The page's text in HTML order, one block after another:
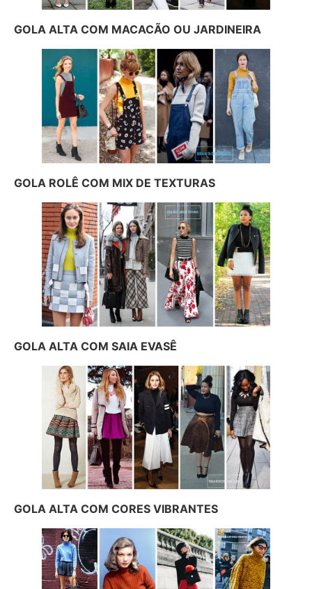
GOLA ALTA COM MACACÃO OU JARDINEIRA
GOLA ROLÊ COM MIX DE TEXTURAS
GOLA ALTA COM SAIA EVASÊ
GOLA ALTA COM CORES VIBRANTES